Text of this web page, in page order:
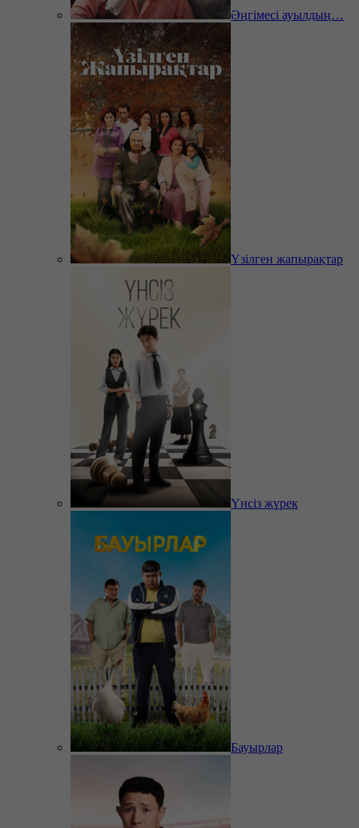
Әңгімесі ауылдың…
Үзілген жапырақтар
Үнсіз жүрек
Бауырлар